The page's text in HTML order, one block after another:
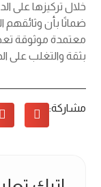
خلال تركيزها على
ضمانًا بأن وثائقهم
معتمدة موثوقة
بثقة والتغلب على
مشاركة: